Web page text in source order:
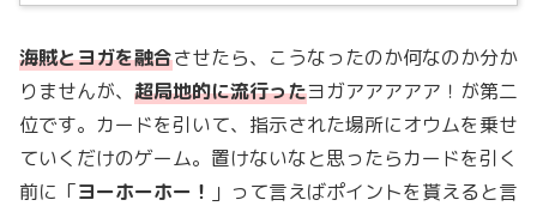
海賊とヨガを融合させたら、こうなったのか何なのか分か
りませんが、 超局地的に流行ったヨガアアアアア！が第二
位です。カードを引いて、指示された場所にオウムを乗せ
ていくだけのゲーム。置けないなと思ったらカードを引く
前に「ヨーホーホー！ 」って言えばポイントを貰えると言